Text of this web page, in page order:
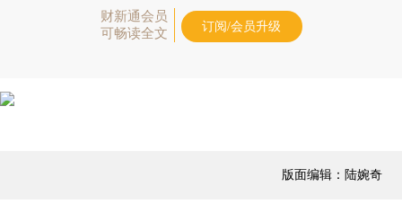
财新通会员
可畅读全文
订阅/会员升级
版面编辑：陆婉奇